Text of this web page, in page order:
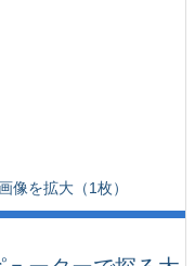
像を拡大（1枚）